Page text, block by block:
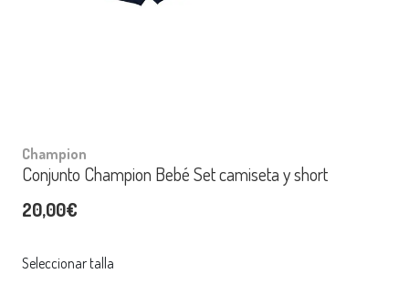
Champion
Conjunto Champion Bebé Set camiseta y short
20,00€
Seleccionar talla